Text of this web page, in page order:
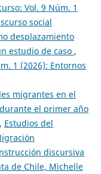
Vol. 9 Núm. 1
social
desplazamiento
estudio de caso ,
1 (2026): Entornos
migrantes en el
el primer año
, Estudios del
discursiva
de Chile, Michelle